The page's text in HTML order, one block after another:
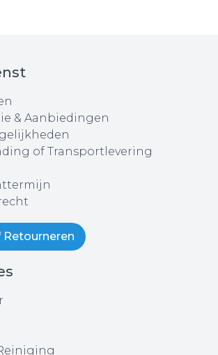
& Aanbiedingen
of Transportlevering